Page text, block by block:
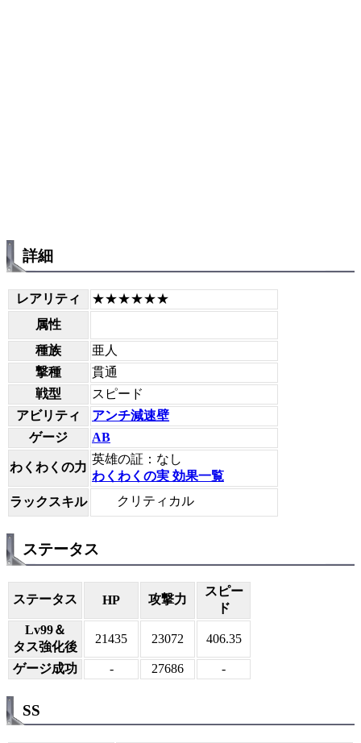
詳細
レアリティ
★★★★★★
属性
種族
亜人
撃種
貫通
戦型
スピード
アビリティ
アンチ減速壁
ゲージ
AB
わくわくの力
英雄の証：なし
わくわくの実 効果一覧
ラックスキル
クリティカル
ステータス
ステータス HP 攻撃力
スピー
ド
Lv99＆
タス強化後
21435 23072 406.35
ゲージ成功 - 27686 -
SS